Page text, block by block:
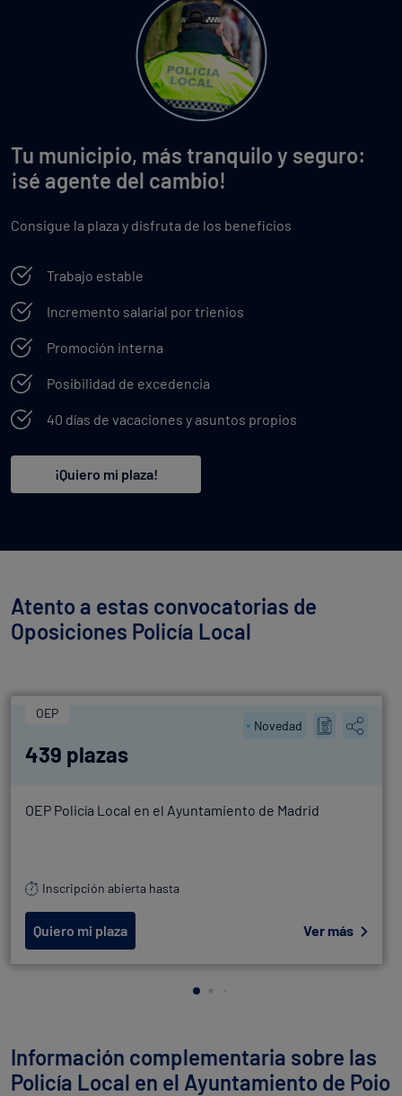
Tu municipio, más tranquilo y seguro:
¡sé agente del cambio!
Consigue la plaza y disfruta de los beneficios
Trabajo estable
Incremento salarial por trienios
Promoción interna
Posibilidad de excedencia
40 días de vacaciones y asuntos propios
¡Quiero mi plaza!
Atento a estas convocatorias de
Oposiciones Policía Local
OEP
Novedad
439 plazas
OEP Policía Local en el Ayuntamiento de Madrid
Inscripción abierta hasta
Quiero mi plaza Ver más
Información complementaria sobre las
Policía Local en el Ayuntamiento de Poio